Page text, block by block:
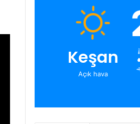
Keşan
Açık hava